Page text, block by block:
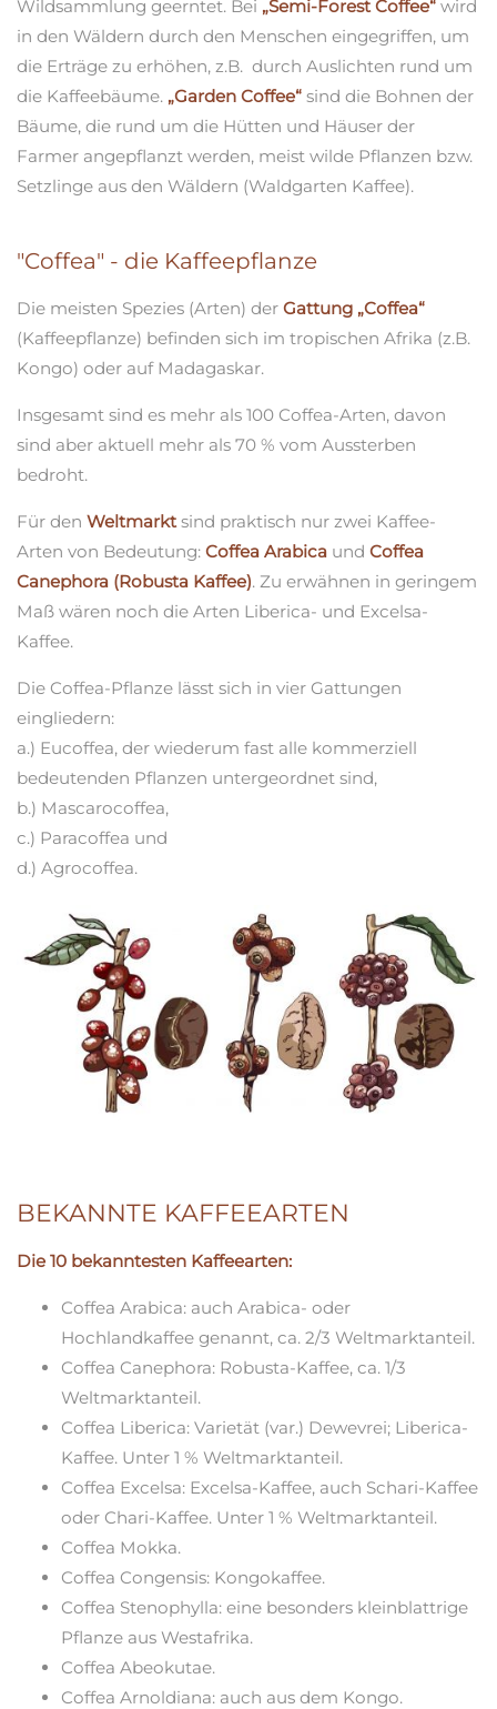
Wildsammlung geerntet. Bei „Semi-Forest Coffee“ wird
in den Wäldern durch den Menschen eingegriffen, um
die Erträge zu erhöhen, z.B. durch Auslichten rund um
die Kaffeebäume. „Garden Coffee“ sind die Bohnen der
Bäume, die rund um die Hütten und Häuser der
Farmer angepflanzt werden, meist wilde Pflanzen bzw.
Setzlinge aus den Wäldern (Waldgarten Kaffee).
"Coffea" - die Kaffeepflanze
Die meisten Spezies (Arten) der Gattung „Coffea“
(Kaffeepflanze) befinden sich im tropischen Afrika (z.B.
Kongo) oder auf Madagaskar.
Insgesamt sind es mehr als 100 Coffea-Arten, davon
sind aber aktuell mehr als 70 % vom Aussterben
bedroht.
Für den Weltmarktsind praktisch nur zwei Kaffee-
Arten von Bedeutung: Coffea Arabica und Coffea
Canephora (Robusta Kaffee). Zu erwähnen in geringem
Maß wären noch die Arten Liberica- und Excelsa-
Kaffee.
Die Coffea-Pflanze lässt sich in vier Gattungen
eingliedern:
a.) Eucoffea, der wiederum fast alle kommerziell
bedeutenden Pflanzen untergeordnet sind,
b.) Mascarocoffea,
c.) Paracoffea und
d.) Agrocoffea.
BEKANNTE KAFFEEARTEN
Die 10 bekanntesten Kaffeearten:
Coffea Arabica: auch Arabica- oder
Hochlandkaffee genannt, ca. 2/3 Weltmarktanteil.
Coffea Canephora: Robusta-Kaffee, ca. 1/3
Weltmarktanteil.
Coffea Liberica: Varietät (var.) Dewevrei; Liberica-
Kaffee. Unter 1 % Weltmarktanteil.
Coffea Excelsa: Excelsa-Kaffee, auch Schari-Kaffee
oder Chari-Kaffee. Unter 1 % Weltmarktanteil.
Coffea Mokka.
Coffea Congensis: Kongokaffee.
Coffea Stenophylla: eine besonders kleinblattrige
Pflanze aus Westafrika.
Coffea Abeokutae.
Coffea Arnoldiana: auch aus dem Kongo.